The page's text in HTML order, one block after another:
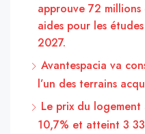
approuve 72 millions
aides pour les
2027.
Avantespacia va
l’un des terrains
Le prix du
10,7% et atteint 3